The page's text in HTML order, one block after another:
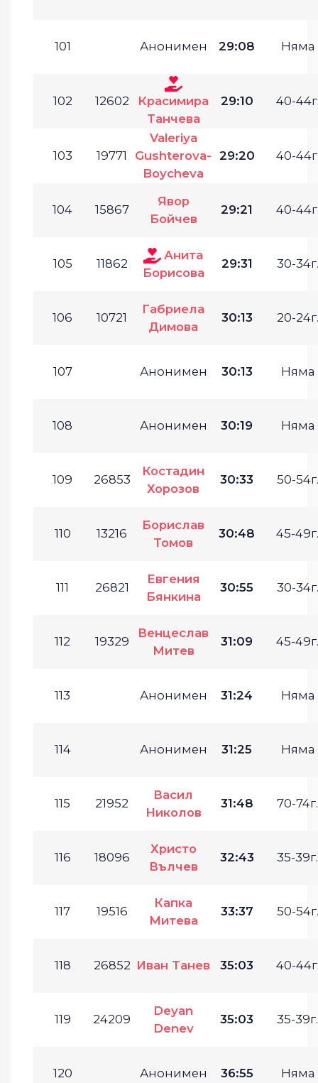
101 Анонимен 29:08 Няма
102 12602
Красимира
Танчева
29:10 40-
103 19771
Valeriya
Gushterova-
Boycheva
29:20 40-
104 15867
Явор
Бойчев
29:21 40-
105 11862
Анита
Борисова
29:31 30-34г.
106 10721
Габриела
Димова
30:13 20-24г.
107 Анонимен 30:13 Няма
108 Анонимен 30:19 Няма
109 26853
Костадин
Хорозов
30:33 50-54г.
110 13216
Борислав
Томов
30:48 45-49г.
111 26821
Евгения
Бянкина
30:55 30-34г.
112 19329
Венцеслав
Митев
31:09 45-49г.
113 Анонимен 31:24 Няма
114 Анонимен 31:25 Няма
115 21952
Васил
Николов
31:48 70-74г.
116 18096
Христо
Вълчев
32:43 35-39г.
117 19516
Капка
Митева
33:37 50-54г.
118 26852 Иван Танев 35:03 40-
119 24209
Deyan
Denev
35:03 35-39г.
120 Анонимен 36:55 Няма